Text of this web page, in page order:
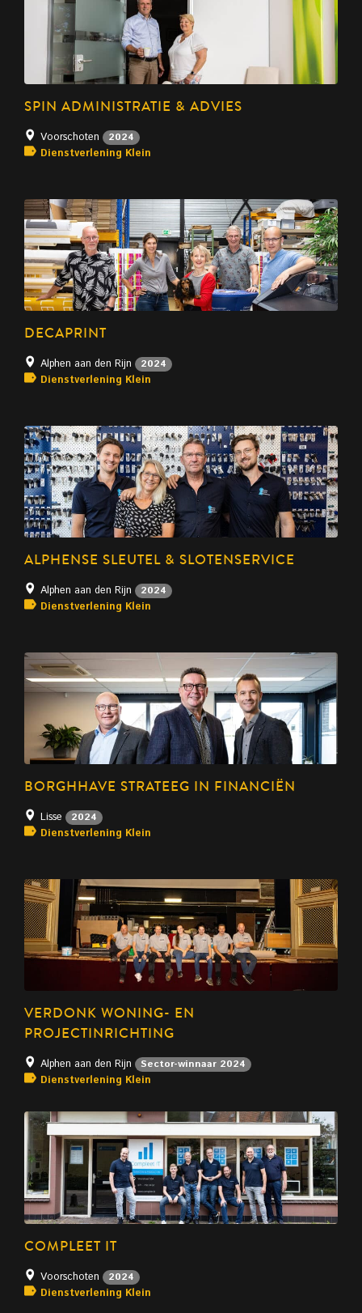
SPIN ADMINISTRATIE & ADVIES
Voorschoten 2024
Dienstverlening Klein
DECAPRINT
Alphen aan den Rijn 2024
Dienstverlening Klein
ALPHENSE SLEUTEL & SLOTENSERVICE
Alphen aan den Rijn 2024
Dienstverlening Klein
BORGHHAVE STRATEEG IN FINANCIËN
Lisse 2024
Dienstverlening Klein
VERDONK WONING- EN
PROJECTINRICHTING
Alphen aan den Rijn Sector-winnaar 2024
Dienstverlening Klein
COMPLEET IT
Voorschoten 2024
Dienstverlening Klein